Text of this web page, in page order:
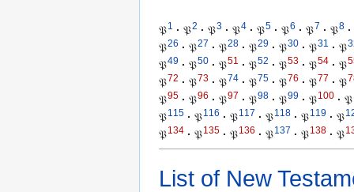
𝔓1 · 𝔓2 · 𝔓3 · 𝔓4 · 𝔓5 · 𝔓6 · 𝔓7 · 𝔓8 ·
𝔓26 · 𝔓27 · 𝔓28 · 𝔓29 · 𝔓30 · 𝔓31 · 𝔓
𝔓49 · 𝔓50 · 𝔓51 · 𝔓52 · 𝔓53 · 𝔓54 · 𝔓
𝔓72 · 𝔓73 · 𝔓74 · 𝔓75 · 𝔓76 · 𝔓77 · 𝔓
𝔓95 · 𝔓96 · 𝔓97 · 𝔓98 · 𝔓99 · 𝔓100 · 𝔓
𝔓115 · 𝔓116 · 𝔓117 · 𝔓118 · 𝔓119 · 𝔓
𝔓134 · 𝔓135 · 𝔓136 · 𝔓137 · 𝔓138 · 𝔓
List of New